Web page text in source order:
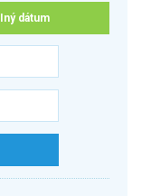
Iný dátum